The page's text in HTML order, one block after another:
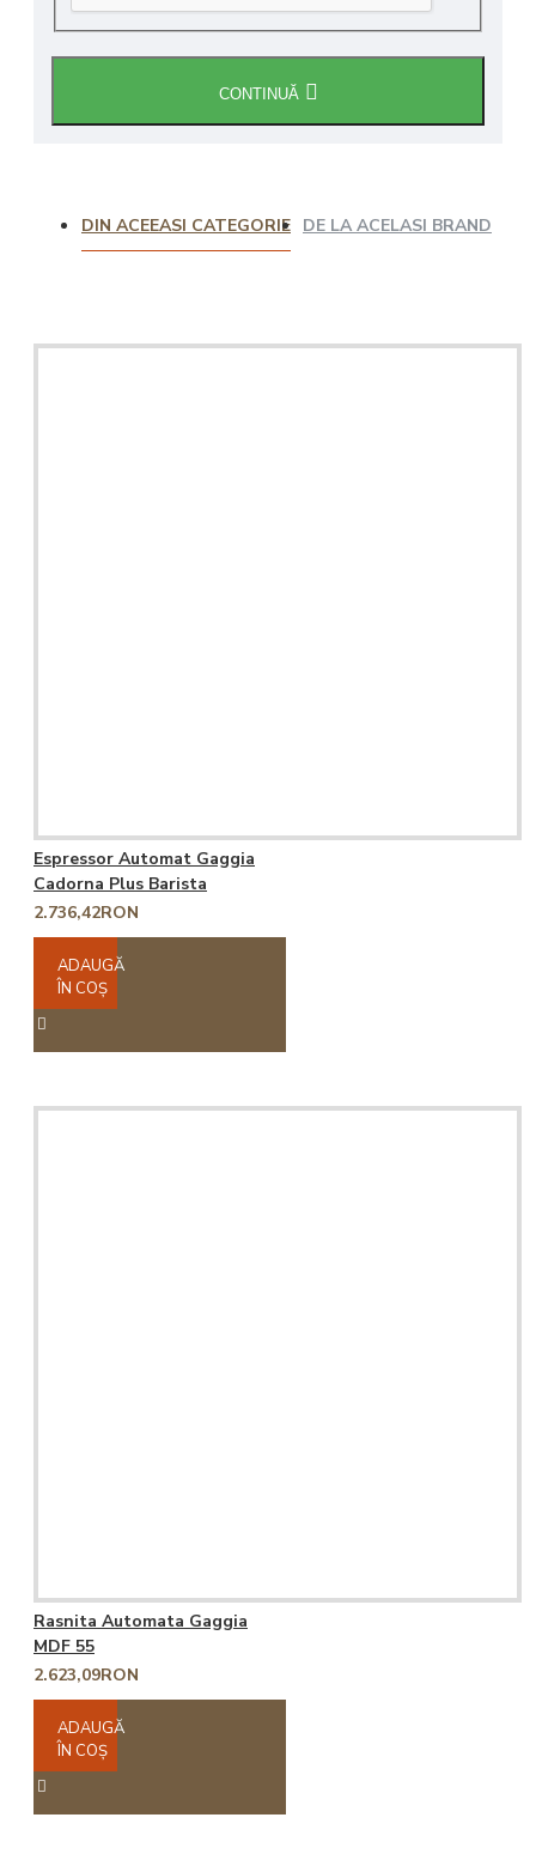
CONTINUĂ
DIN ACEEASI CATEGORIE DE LA ACELASI BRAND
Espressor Automat Gaggia
Cadorna Plus Barista
2.736,42RON
ADAUGĂ
ÎN COŞ
Rasnita Automata Gaggia
MDF 55
2.623,09RON
ADAUGĂ
ÎN COŞ